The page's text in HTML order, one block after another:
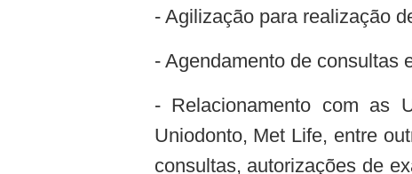
- Agilização para realização
- Agendamento de consultas
- Relacionamento com as
Uniodonto, Met Life, entre
consultas, autorizações de